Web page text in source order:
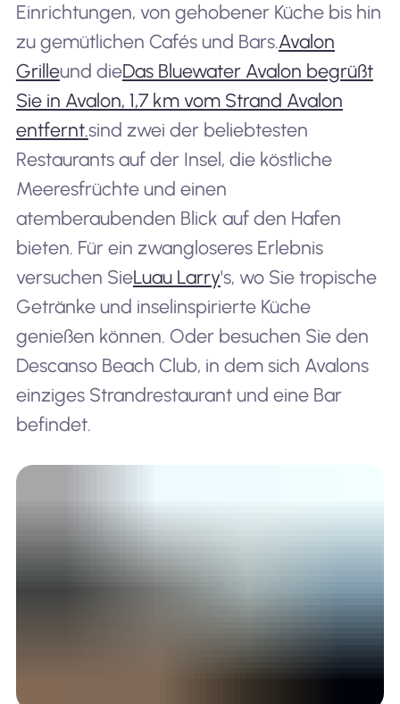
Einrichtungen, von gehobener Küche bis hin
zu gemütlichen Cafés und Bars.Avalon
Grilleund dieDas Bluewater Avalon begrüßt
Sie in Avalon, 1,7 km vom Strand Avalon
entfernt.sind zwei der beliebtesten
Restaurants auf der Insel, die köstliche
Meeresfrüchte und einen
atemberaubenden Blick auf den Hafen
bieten. Für ein zwangloseres Erlebnis
versuchen SieLuau Larry's, wo Sie tropische
Getränke und inselinspirierte Küche
genießen können. Oder besuchen Sie den
Descanso Beach Club, in dem sich Avalons
einziges Strandrestaurant und eine Bar
befindet.